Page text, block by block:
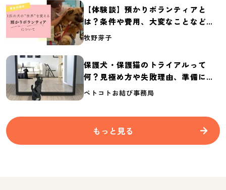
【体験談】預かりボランティアと
は？条件や費用、大変なことなど紹
介
牧野芽子
保護犬・保護猫のトライアルって
何？見極め方や失敗理由、準備に必
要なものを紹介
ペトコトお結び事務局
もっと見る